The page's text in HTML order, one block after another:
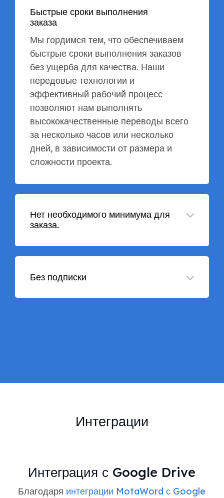
Быстрые сроки выполнения
заказа
Мы гордимся тем, что обеспечиваем
быстрые сроки выполнения заказов
без ущерба для качества. Наши
передовые технологии и
эффективный рабочий процесс
позволяют нам выполнять
высококачественные переводы всего
за несколько часов или несколько
дней, в зависимости от размера и
сложности проекта.
Нет необходимого минимума для
заказа.
Без подписки
Интеграции
Интеграция с Google Drive
Благодаря интеграции MotaWord с Google